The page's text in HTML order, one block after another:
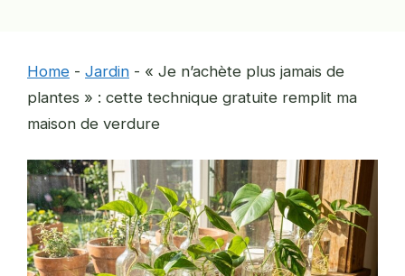
Home - Jardin - « Je n’achète plus jamais de
plantes » : cette technique gratuite remplit ma
maison de verdure